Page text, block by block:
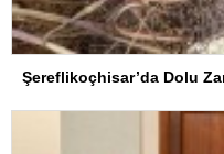
Şereflikoçhisar’da Dolu